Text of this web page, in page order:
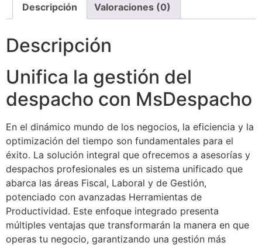
Descripción Valoraciones (0)
Descripción
Unifica la gestión del
despacho con MsDespacho
En el dinámico mundo de los negocios, la eficiencia y la
optimización del tiempo son fundamentales para el
éxito. La solución integral que ofrecemos a asesorías y
despachos profesionales es un sistema unificado que
abarca las áreas Fiscal, Laboral y de Gestión,
potenciado con avanzadas Herramientas de
Productividad. Este enfoque integrado presenta
múltiples ventajas que transformarán la manera en que
operas tu negocio, garantizando una gestión más